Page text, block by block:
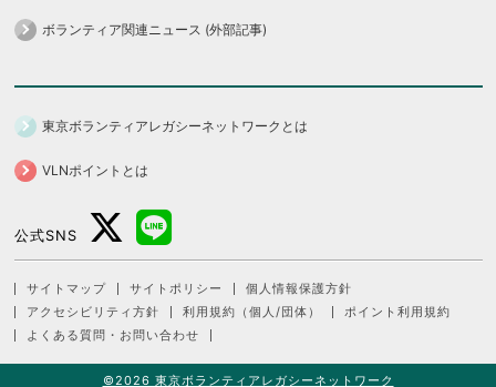
ボランティア関連ニュース (外部記事)
東京ボランティアレガシーネットワークとは
VLNポイントとは
公式SNS
サイトマップ サイトポリシー
個人情報保護方針
アクセシビリティ方針
利用規約（個人/団体）
ポイント利用規約
よくある質問・お問い合わせ
©2026 東京ボランティアレガシーネットワーク